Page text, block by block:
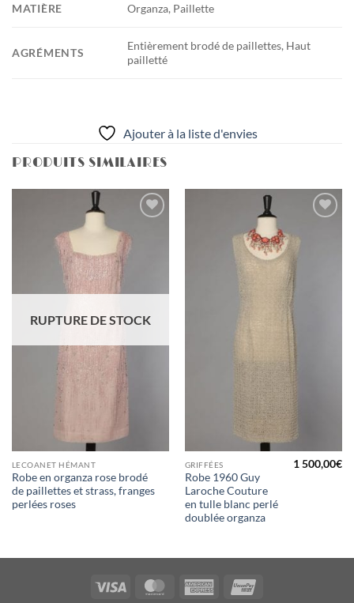
MATIÈRE Organza, Paillette
AGRÉMENTS
Entièrement brodé de paillettes, Haut
pailletté
Ajouter à la liste d'envies
PRODUITS SIMILAIRES
à la liste
d'envies
RUPTURE DE STOCK
LECOANET HÉMANT
Robe en organza rose brodé
de paillettes et strass, franges
perlées roses
GRIFFÉES
Robe 1960 Guy
Laroche Couture
en tulle blanc perlé
doublée organza
1 500,00€
Visa MasterCardAmerican